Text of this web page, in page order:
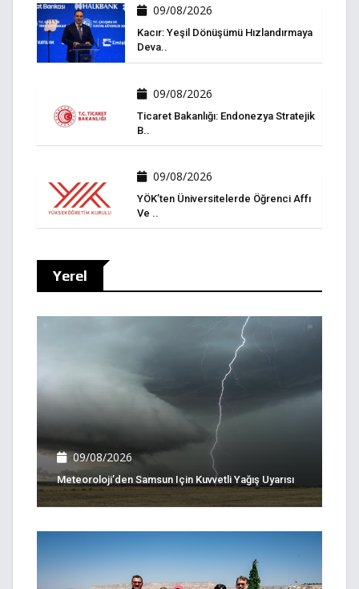
09/08/2026
Kacır: Yeşil Dönüşümü Hızlandırmaya
Deva..
09/08/2026
Ticaret Bakanlığı: Endonezya Stratejik
B..
09/08/2026
YÖK’ten Üniversitelerde Öğrenci Affı
Ve ..
Yerel
09/08/2026
Meteoroloji’den Samsun Için Kuvvetli Yağış Uyarısı